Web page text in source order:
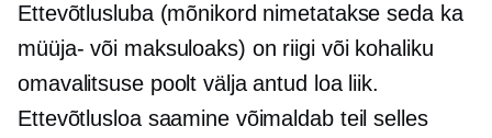
Ettevõtlusluba (mõnikord nimetatakse seda ka
müüja- või maksuloaks) on riigi või kohaliku
omavalitsuse poolt välja antud loa liik.
Ettevõtlusloa saamine võimaldab teil selles